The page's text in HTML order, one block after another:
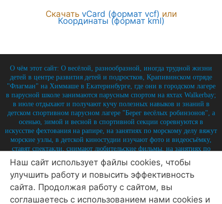
Скачать vCard (формат vcf) или
Координаты (формат kml)
О чём этот сайт: О весёлой, разнообразной, иногда трудной жизни
детей в центре развития детей и подростков, Крапивинском отряде
"Флагман" на Химмаше в Екатеринбурге, где они в городском лагере
в парусной школе занимаются парусным спортом на яхтах Walkerbay;
в июле отдыхают и получают кучу полезных навыков и знаний в
детском спортивном парусном лагере "Берег весёлых робинзонов", а
осенью, зимой и весной в спортивной секции соревнуются в
искусстве фехтования на рапире, на занятиях по морскому делу вяжут
морские узлы, в детской киностудии изучают фото и видеосъёмку,
ставят спектакли, снимают любительские фильмы, на занятиях по
истории углубляют свои знания по историю России и флота, и
круглый год на занятиях по детской журналистике практикуются в
написании заметок, репортажей, интервью, выпуская стен-газету и
выкладывая лучшие материалы на отрядный сайт.
© 2026 Крапивинский отряд Флагман - детский центр
Наш сайт использует файлы cookies, чтобы
улучшить работу и повысить эффективность
сайта. Продолжая работу с сайтом, вы
соглашаетесь с использованием нами cookies и